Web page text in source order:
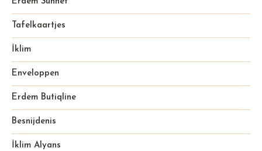
Tafelkaartjes
İklim
Enveloppen
Erdem Butiqline
Besnijdenis
İklim Alyans